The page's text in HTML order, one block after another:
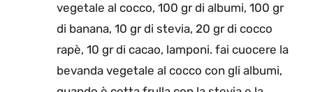
vegetale al cocco, 100 gr di albumi, 100 gr
di banana, 10 gr di stevia, 20 gr di cocco
rapè, 10 gr di cacao, lamponi. fai cuocere la
bevanda vegetale al cocco con gli albumi,